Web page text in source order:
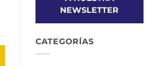
NEWSLETTER
CATEGORÍAS